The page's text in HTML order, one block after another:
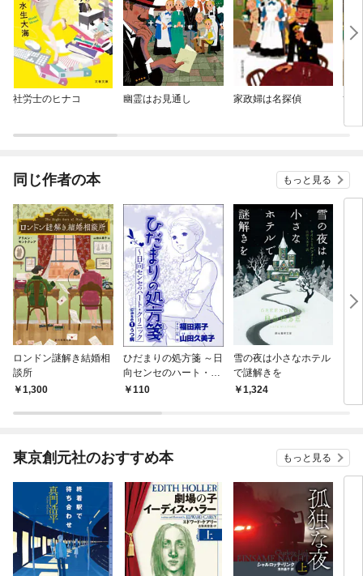
社労士のヒナコ 幽霊はお見通し 家政婦は名探偵 節
同じ作者の本 もっと見る
ロンドン謎解き結婚相
談所
1,300
ひだまりの処方箋 ～日
向センセのハート・ク
リニック（単話版）＜
だまりの処方箋～＞
110
雪の夜は小さなホテル
で謎解きを
1,324
東京創元社のおすすめ本 もっと見る